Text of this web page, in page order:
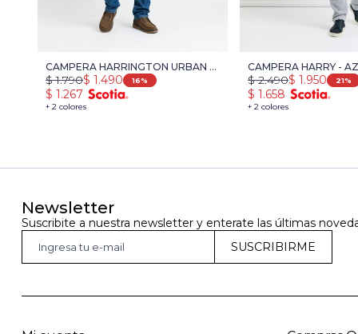
CAMPERA HARRINGTON URBAN -
AZUL OSCURO
+ 2 colores
$ 1.490
$ 1.790 16
$ 1.267
CAMPERA HARRY -
+ 2 colores
$ 1.950
$ 2.490 21
$ 1.658
Newsletter
Suscribite a nuestra newsletter y enterate las últimas
SUSCRIBIRME